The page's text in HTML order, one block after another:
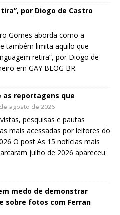
por Diogo de Castro
Gomes aborda como a
também limita aquilo que
retira”, por Diogo de
em GAY BLOG BR.
as reportagens que
agosto de 2026
pesquisas e pautas
mais acessadas por leitores do
O post As 15 notícias mais
julho de 2026 apareceu
medo de demonstrar
sobre fotos com Ferran